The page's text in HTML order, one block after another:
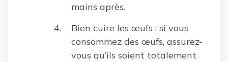
mains après.
Bien cuire les œufs : si vous
consommez des œufs, assurez-
vous qu’ils soient totalement